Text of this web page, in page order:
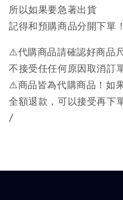
所以如果要急著出貨
記得和預購商品分開下單！
⚠️代購商品請確認好商品
不接受任任何原因取消訂
⚠️商品皆為代購商品！如
全額退款，可以接受再下
/